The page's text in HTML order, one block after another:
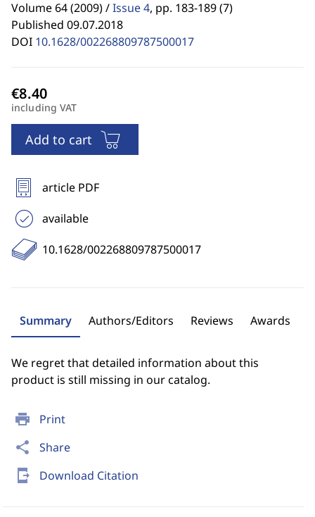
print Print
share Share
send_to_mobile Download Citation
Volume 64 (2009) /Issue 4, pp. 183-189 (7)
Published 09.07.2018
DOI 10.1628/002268809787500017
including VAT
Add to cart
article PDF
available
10.1628/002268809787500017
Summary Authors/Editors Reviews Awards
We regret that detailed information about this
product is still missing in our catalog.